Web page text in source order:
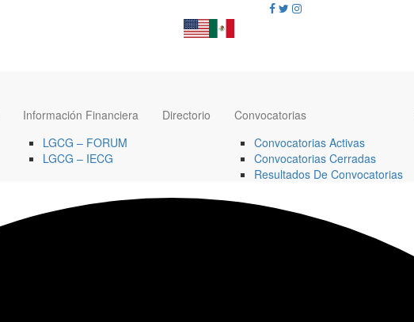
Información Financiera
LGCG – FORUM
LGCG – IECG
Directorio
Convocatorias
Convocatorias Activas
Convocatorias Cerradas
Resultados De Convocatorias